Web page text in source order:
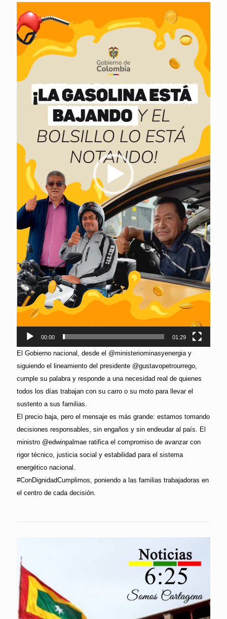
de
vídeo
00:00 01:29
El Gobierno nacional, desde el @ministeriominasyenergia y
siguiendo el lineamiento del presidente @gustavopetrourrego,
cumple su palabra y responde a una necesidad real de quienes
todos los días trabajan con su carro o su moto para llevar el
sustento a sus familias.
El precio baja, pero el mensaje es más grande: estamos tomando
decisiones responsables, sin engaños y sin endeudar al país. El
ministro @edwinpalmae ratifica el compromiso de avanzar con
rigor técnico, justicia social y estabilidad para el sistema
energético nacional.
#ConDignidadCumplimos, poniendo a las familias trabajadoras en
el centro de cada decisión.